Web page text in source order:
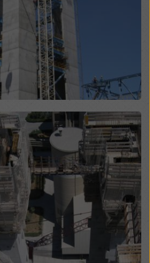
dostępowi organów w tych
i monitorowania oraz
prawnych przeciwko
odrzucić wszystkie pliki
klikając „Odrzuć” lub
plików cookie
cookie na dole tej witryny i
pól wyboru. Zgodę można
przyczyny, klikając
na dole tej witryny.
naszych plików cookie
polityce prywatności.
wyboru plików cookie
plików cookie).